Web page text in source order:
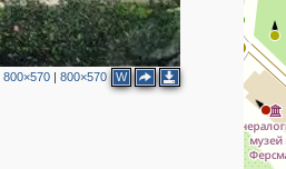
800×570| 800×570 W